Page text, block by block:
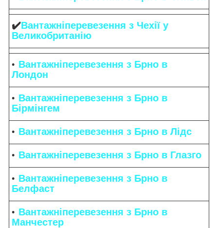
✔️Вантажніперевезення з Чехії у
Великобританію
Вантажніперевезення з Брно в
Лондон
Вантажніперевезення з Брно в
Бірмінгем
Вантажніперевезення з Брно в Лідс
Вантажніперевезення з Брно в Глазго
Вантажніперевезення з Брно в
Белфаст
Вантажніперевезення з Брно в
Манчестер